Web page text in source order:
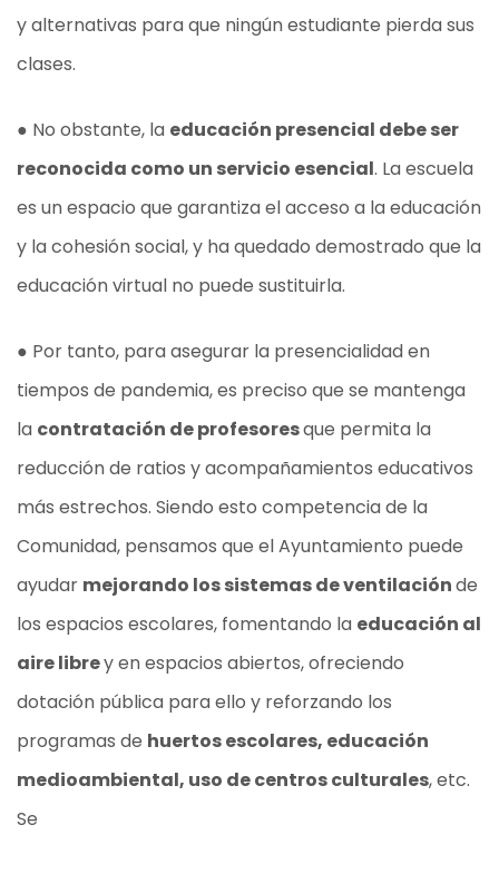
y alternativas para que ningún estudiante pierda sus
clases.
● No obstante, la educación presencial debe ser
reconocida como un servicio esencial. La escuela
es un espacio que garantiza el acceso a la educación
y la cohesión social, y ha quedado demostrado que la
educación virtual no puede sustituirla.
● Por tanto, para asegurar la presencialidad en
tiempos de pandemia, es preciso que se mantenga
la contratación de profesoresque permita la
reducción de ratios y acompañamientos educativos
más estrechos. Siendo esto competencia de la
Comunidad, pensamos que el Ayuntamiento puede
ayudar mejorando los sistemas de ventilaciónde
los espacios escolares, fomentando la educación al
aire librey en espacios abiertos, ofreciendo
dotación pública para ello y reforzando los
programas de huertos escolares, educación
medioambiental, uso de centros culturales, etc.
Se